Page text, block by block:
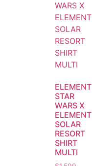
ELEMENT
STAR
WARS X
ELEMENT
SOLAR
RESORT
SHIRT
MULTI